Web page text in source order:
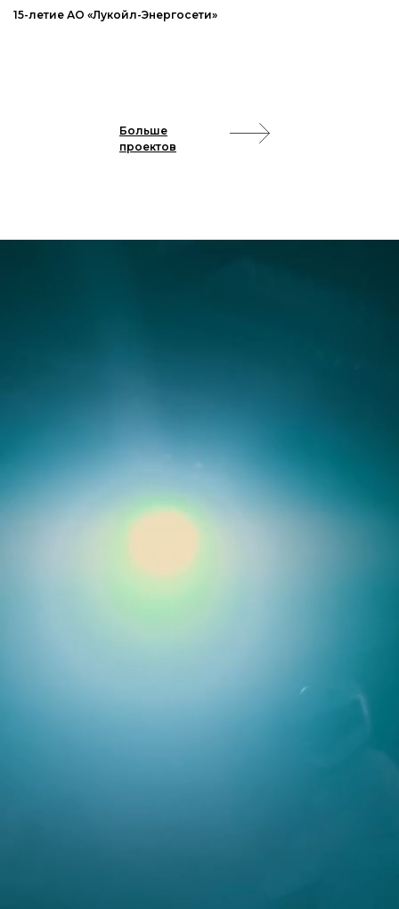
15-летие АО «Лукойл-Энергосети»
Больше
проектов